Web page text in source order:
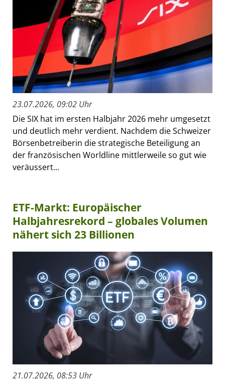
23.07.2026, 09:02 Uhr
Die SIX hat im ersten Halbjahr 2026 mehr umgesetzt
und deutlich mehr verdient. Nachdem die Schweizer
Börsenbetreiberin die strategische Beteiligung an
der französischen Worldline mittlerweile so gut wie
veräussert...
ETF-Markt: Europäischer
Halbjahresrekord – globales Volumen
nähert sich 23 Billionen
21.07.2026, 08:53 Uhr